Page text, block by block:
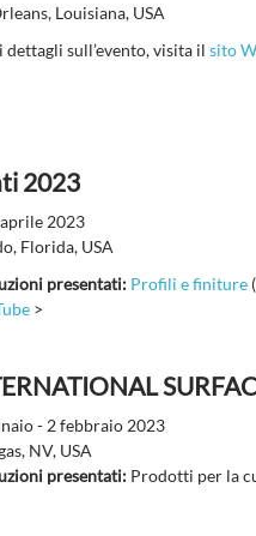
Louisiana, USA
dettagli sull’evento, visita il sito
2023
2023
Florida, USA
presentati: Profili e finiture
>
- 2 febbraio 2023
NV, USA
presentati: Prodotti per la